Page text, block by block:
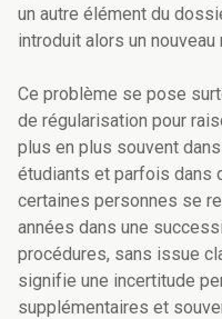
un autre élément du
introduit alors un nouveau
Ce problème se pose
de régularisation pour
plus en plus souvent
étudiants et parfois dans
certaines personnes se
années dans une
procédures, sans issue
signifie une incertitude
supplémentaires et